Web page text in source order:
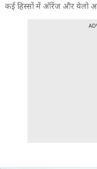
कई हिस्सों में ऑरेंज और येलो